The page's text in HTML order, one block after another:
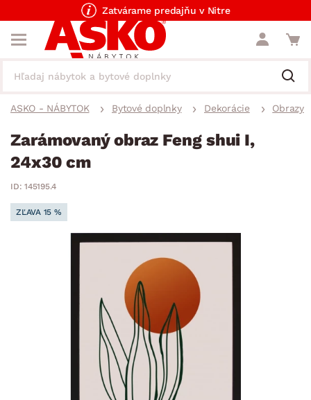
Zatvárame predajňu v Nitre
ASKO - NÁBYTOK Bytové doplnky Dekorácie Obrazy
Zarámovaný obraz Feng shui I,
24x30 cm
ID: 145195.4
ZĽAVA 15 %